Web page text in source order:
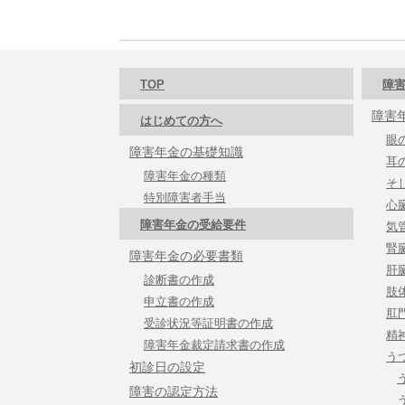
TOP
はじめての方へ
障害年金の基礎知識
障害年金の種類
特別障害者手当
障害年金の受給要件
障害年金の必要書類
診断書の作成
申立書の作成
受診状況等証明書の作成
障害年金裁定請求書の作成
初診日の設定
障害の認定方法
障
障害
眼
耳
そ
心
気
腎
肝
肢
肛
精
う